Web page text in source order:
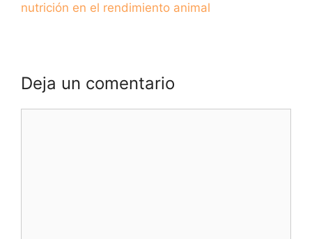
nutrición en el rendimiento animal
Deja un comentario